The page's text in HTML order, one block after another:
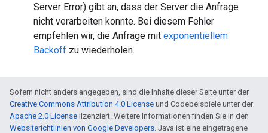
Server Error) gibt an, dass der Server die Anfrage
nicht verarbeiten konnte. Bei diesem Fehler
empfehlen wir, die Anfrage mit exponentiellem
Backoff zu wiederholen.
Sofern nicht anders angegeben, sind die Inhalte dieser Seite unter der
Creative Commons Attribution 4.0 License und Codebeispiele unter der
Apache 2.0 License lizenziert. Weitere Informationen finden Sie in den
Websiterichtlinien von Google Developers. Java ist eine eingetragene